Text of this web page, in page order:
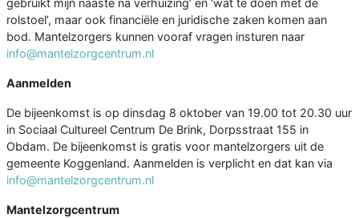
gebruikt mijn naaste na verhuizing’ en ‘wat te doen met de
rolstoel’, maar ook financiële en juridische zaken komen aan
bod. Mantelzorgers kunnen vooraf vragen insturen naar
info@mantelzorgcentrum.nl
Aanmelden
De bijeenkomst is op dinsdag 8 oktober van 19.00 tot 20.30 uur
in Sociaal Cultureel Centrum De Brink, Dorpsstraat 155 in
Obdam. De bijeenkomst is gratis voor mantelzorgers uit de
gemeente Koggenland. Aanmelden is verplicht en dat kan via
info@mantelzorgcentrum.nl
Mantelzorgcentrum